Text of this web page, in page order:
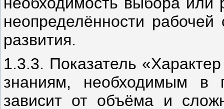
неопределённости
развития.
1.3.3. Показатель
знаниям, необходимым в
зависит от объёма и